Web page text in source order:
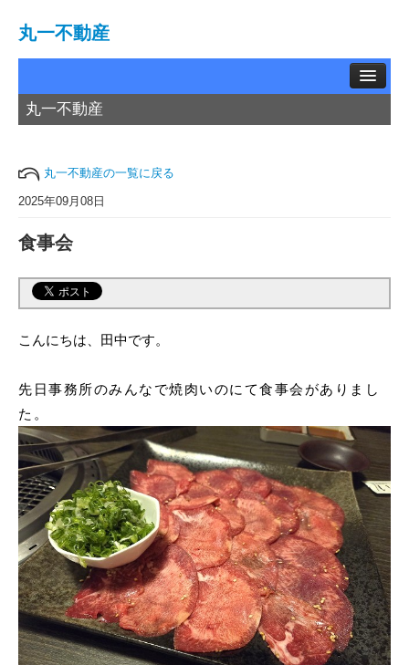
丸一不動産
ウェブ入居申込
ブログ
丸一不動産
丸一不動産の一覧に戻る
2025年09月08日
食事会
こんにちは、田中です。
先日事務所のみんなで焼肉いのにて食事会がありまし
た。